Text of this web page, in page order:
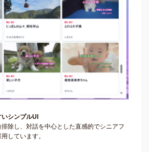
シンプルUI
除し、対話を中心とした直感的でシニアフ
しています。